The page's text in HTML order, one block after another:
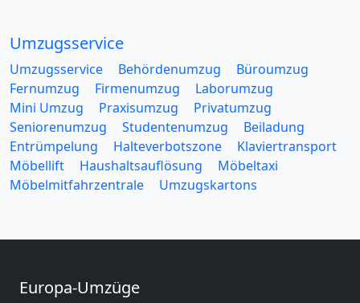
Umzugsservice
Umzugsservice Behördenumzug
Büroumzug
Fernumzug
Firmenumzug
Laborumzug
Mini Umzug
Praxisumzug
Privatumzug
Seniorenumzug
Studentenumzug
Beiladung
Entrümpelung
Halteverbotszone
Klaviertransport
Möbellift
Haushaltsauflösung
Möbeltaxi
Möbelmitfahrzentrale
Umzugskartons
Europa-Umzüge